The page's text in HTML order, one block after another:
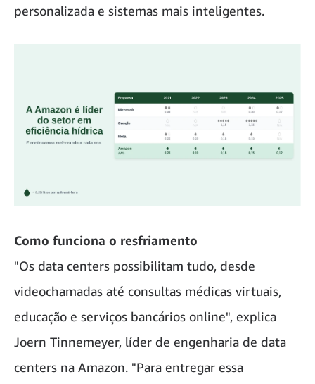
personalizada e sistemas mais inteligentes.
Como funciona o resfriamento
"Os data centers possibilitam tudo, desde
videochamadas até consultas médicas virtuais,
educação e serviços bancários online", explica
Joern Tinnemeyer, líder de engenharia de data
centers na Amazon. "Para entregar essa